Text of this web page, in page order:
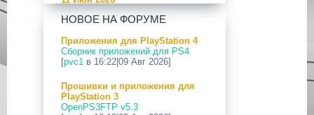
[PS5] Программное Обеспечение
26.04-13.40.00 для PlayStation 5
24 Апр 2026
[PS5] Программное Обеспечение
26.03-13.20.00 для PlayStation 5
12 Апр 2026
[PS Portal] Программное
Обеспечение 7.0.2 для PS Portal
НОВОЕ НА ФОРУМЕ
Приложения для PlayStation 4
Сборник приложений для PS4
[pvc1 в 16:22|09 Авг 2026]
Прошивки и приложения для
PlayStation 3
OpenPS3FTP v5.3